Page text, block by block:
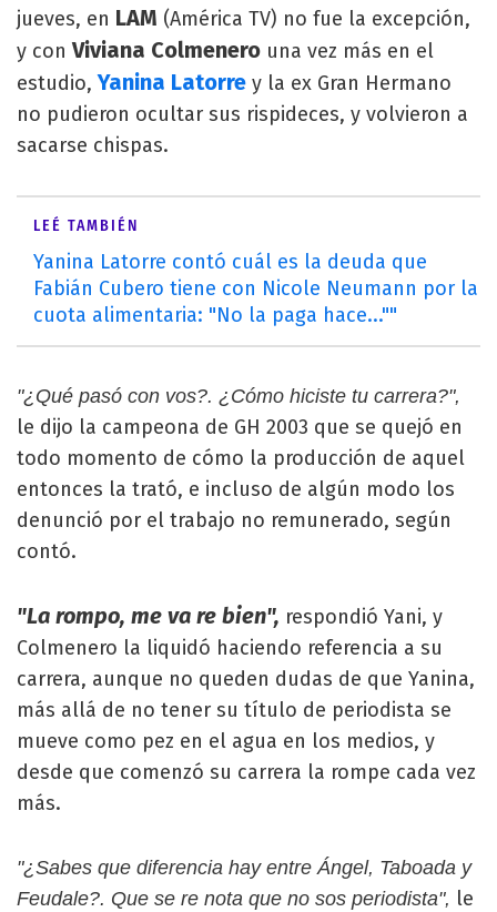
jueves, en LAM (América TV) no fue la excepción,
y conViviana Colmenero una vez más en el
estudio, Yanina Latorre y la ex Gran Hermano
no pudieron ocultar sus rispideces, y volvieron a
sacarse chispas.
LEÉ TAMBIÉN
Yanina Latorre contó cuál es la deuda que
Fabián Cubero tiene con Nicole Neumann por la
cuota alimentaria: "No la paga hace...""
"¿Qué pasó con vos?. ¿Cómo hiciste tu carrera?",
le dijo la campeona de GH 2003 que se quejó en
todo momento de cómo la producción de aquel
entonces la trató, e incluso de algún modo los
denunció por el trabajo no remunerado, según
contó.
"La rompo, me va re bien", respondió Yani, y
Colmenero la liquidó haciendo referencia a su
carrera, aunque no queden dudas de que Yanina,
más allá de no tener su título de periodista se
mueve como pez en el agua en los medios, y
desde que comenzó su carrera la rompe cada vez
más.
"¿Sabes que diferencia hay entre Ángel, Taboada y
Feudale?. Que se re nota que no sos periodista", le